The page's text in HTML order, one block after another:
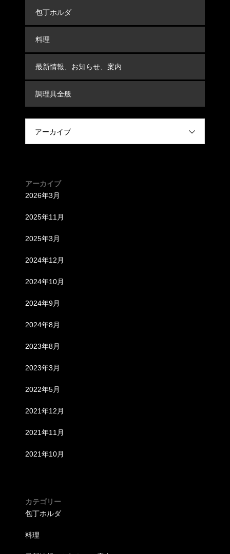
包丁ホルダ
料理
最新情報、お知らせ、案内
調理具全般
アーカイブ
アーカイブ
2026年3月
2025年11月
2025年3月
2024年12月
2024年10月
2024年9月
2024年8月
2023年8月
2023年3月
2022年5月
2021年12月
2021年11月
2021年10月
カテゴリー
包丁ホルダ
料理